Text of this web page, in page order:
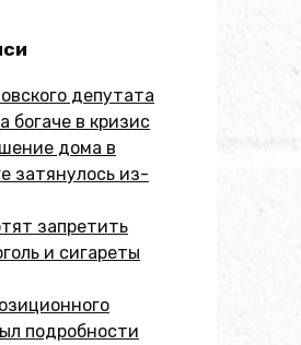
депутата
богаче в кризис
дома в
затянулось из-
запретить
и сигареты
подробности